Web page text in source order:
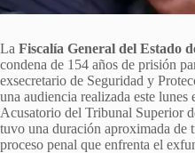
La Fiscalía General del Estado
condena de 154 años de prisión
exsecretario de Seguridad y
una audiencia realizada este lunes
Acusatorio del Tribunal Superior
tuvo una duración aproximada de
proceso penal que enfrenta el